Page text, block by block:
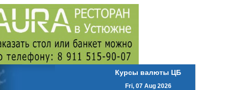
Курсы валюты ЦБ
Fri, 07 Aug 2026